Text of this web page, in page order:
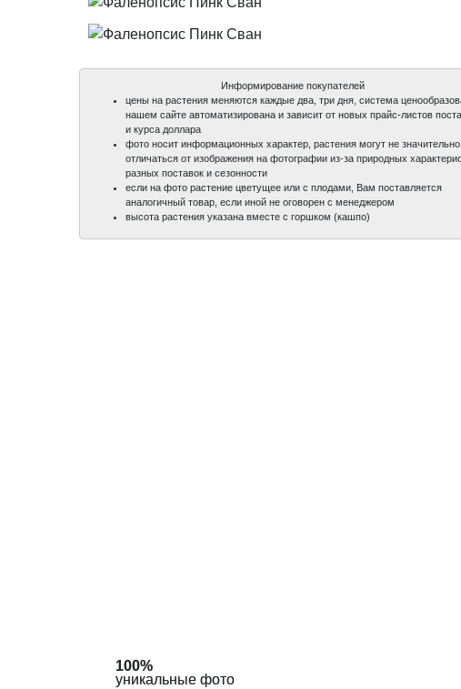
100%
уникальные фото
100%
уникальные фото
Информирование покупателей
цены на растения меняются каждые два, три дня, система
нашем сайте автоматизирована и зависит от новых прайс-листов
и курса доллара
фото носит информационных характер, растения могут не значительно
отличаться от изображения на фотографии из-за природных
разных поставок и сезонности
если на фото растение цветущее или с плодами, Вам поставляется
аналогичный товар, если иной не оговорен с менеджером
высота растения указана вместе с горшком (кашпо)